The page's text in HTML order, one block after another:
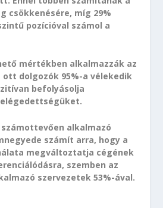
csökkenésére, míg 29%
pozícióval számol a
mértékben alkalmazzák az
dolgozók 95%-a vélekedik
befolyásolja
alkalmazó
számít arra, hogy a
megváltoztatja cégének
szemben az
szervezetek 53%-ával.